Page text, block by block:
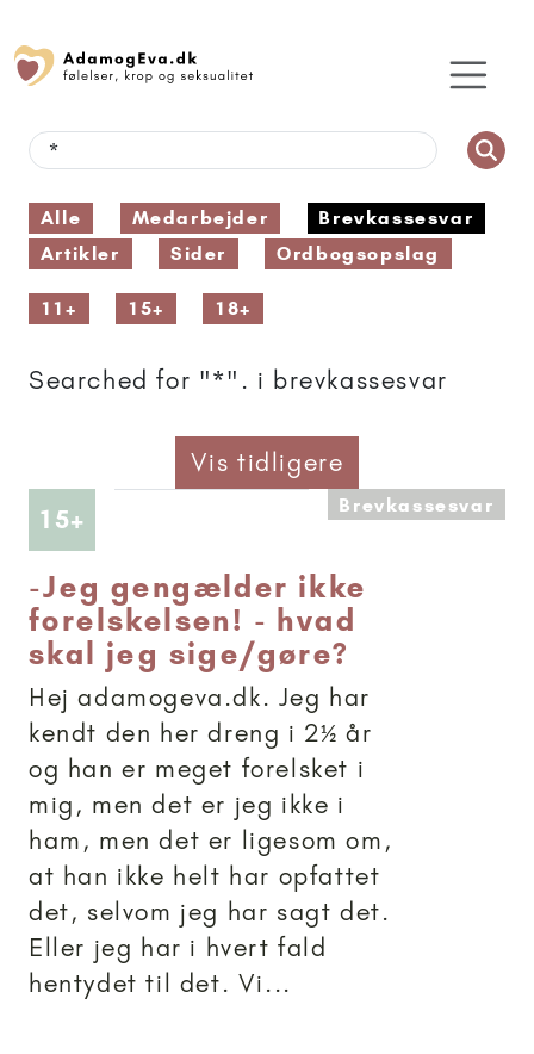
Alle Medarbejder
Brevkassesvar
Artikler
Sider Ordbogsopslag
11+ 15+ 18+
Searched for "*". i brevkassesvar
Vis tidligere
15+ Artikler anbefalet til 15+Brevkassesvar
-Jeg gengælder ikke
forelskelsen! - hvad
skal jeg sige/gøre?
Hej adamogeva.dk. Jeg har
kendt den her dreng i 2½ år
og han er meget forelsket i
mig, men det er jeg ikke i
ham, men det er ligesom om,
at han ikke helt har opfattet
det, selvom jeg har sagt det.
Eller jeg har i hvert fald
hentydet til det. Vi...